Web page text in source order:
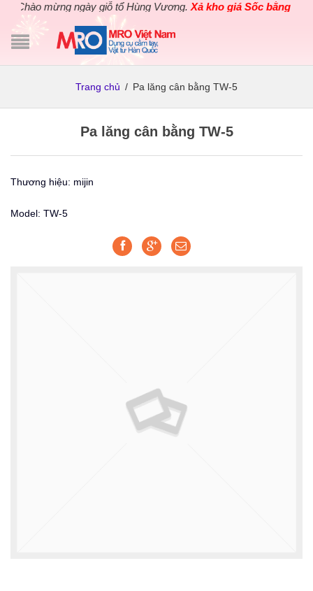
Chào mừng ngày giỗ tổ Hùng Vương.Xả kho giá Sốc bằng giá
Trang chủ / Pa lăng cân bằng TW-5
Pa lăng cân bằng TW-5
Thương hiệu: mijin
Model: TW-5